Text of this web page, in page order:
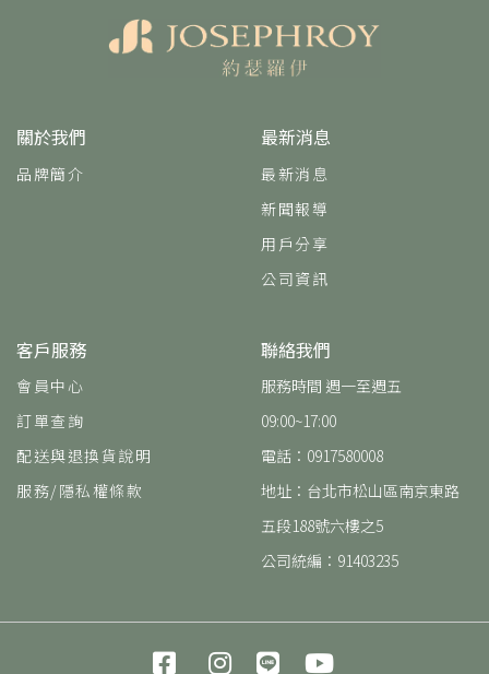
關於我們
品牌簡介
最新消息
最新消息
新聞報導
用戶分享
公司資訊
客戶服務
會員中心
訂單查詢
配送與退換貨說明
服務/隱私權條款
聯絡我們
服務時間 週一至週五
09:00~17:00
電話：0917580008
地址：台北市松山區南京東路
五段188號六樓之5
公司統編：91403235